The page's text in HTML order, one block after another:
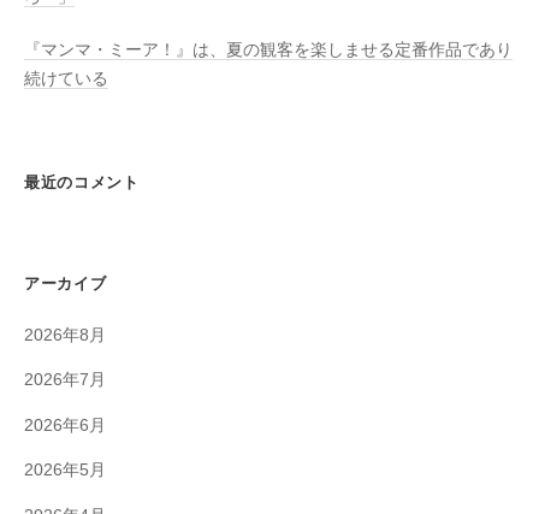
『マンマ・ミーア！』は、夏の観客を楽しませる定番作品であり
続けている
最近のコメント
アーカイブ
2026年8月
2026年7月
2026年6月
2026年5月